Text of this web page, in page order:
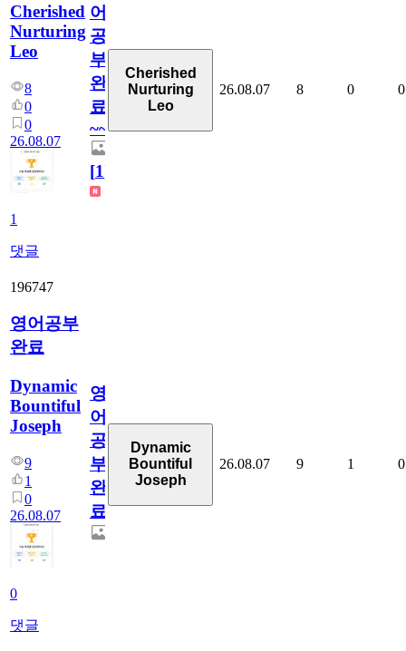
Cherished
Nurturing
Leo
8
0
0
26.08.07
1
댓글
어
공
부
완
료
~~
[1]
Cherished
Nurturing
Leo
26.08.07 8 0 0
196747
영어공부
완료
Dynamic
Bountiful
Joseph
9
1
0
26.08.07
0
댓글
영
어
공
부
완
료
Dynamic
Bountiful
Joseph
26.08.07 9 1 0